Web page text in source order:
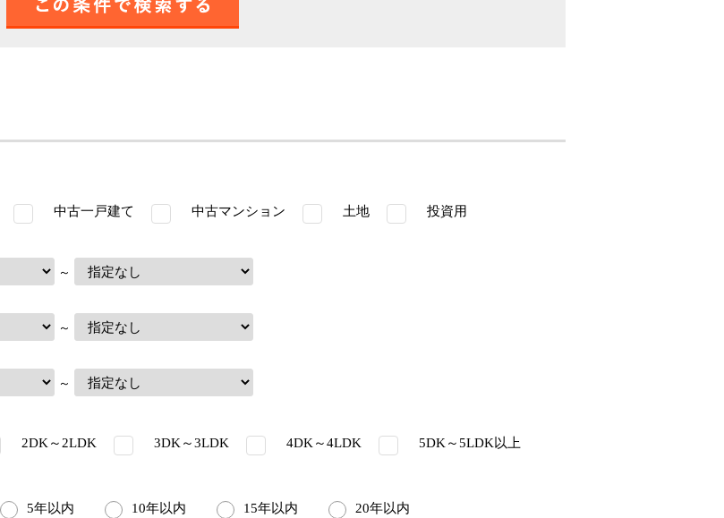
中古一戸建て 中古マンション 土地 投資用
～
～
～
2DK～2LDK 3DK～3LDK 4DK～4LDK 5DK～5LDK以上
5年以内 10年以内 15年以内 20年以内